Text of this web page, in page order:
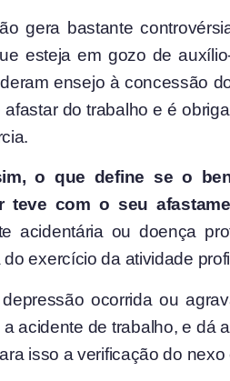
gera bastante
esteja em gozo de
ensejo à concessão
do trabalho e é
o que define se o
teve com o seu
acidentária ou doença
exercício da atividade
ocorrida ou
acidente de trabalho, e dá
isso a verificação do